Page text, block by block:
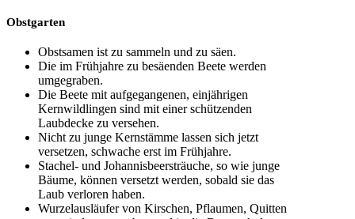
Obstgarten
Obstsamen ist zu sammeln und zu säen.
Die im Frühjahre zu besäenden Beete werden
umgegraben.
Die Beete mit aufgegangenen, einjährigen
Kernwildlingen sind mit einer schützenden
Laubdecke zu versehen.
Nicht zu junge Kernstämme lassen sich jetzt
versetzen, schwache erst im Frühjahre.
Stachel- und Johannisbeersträuche, so wie junge
Bäume, können versetzt werden, sobald sie das
Laub verloren haben.
Wurzelausläufer von Kirschen, Pflaumen, Quitten